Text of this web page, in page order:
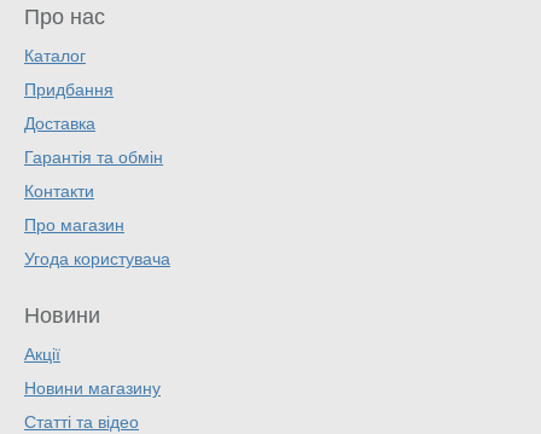
Про нас
Каталог
Придбання
Доставка
Гарантія та обмін
Контакти
Про магазин
Угода користувача
Новини
Акції
Новини магазину
Статті та відео